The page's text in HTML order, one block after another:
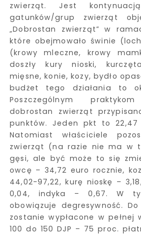
zwierząt. Jest
gatunków/grup zwierząt
„Dobrostan zwierząt” w
które obejmowało świnie
(krowy mleczne, krowy
doszły kury nioski,
mięsne, konie, kozy, bydło
budżet tego działania to
Poszczególnym
dobrostan zwierząt
punktów. Jeden pkt to 22,47
Natomiast właściciele
zwierząt (na razie nie ma w
gęsi, ale być może to się
owcę – 34,72 euro rocznie,
44,02-97,22, kurę nioskę –
0,04, indyka – 0,67. W
obowiązuje degresywność.
zostanie wypłacone w pełnej
100 do 150 DJP – 75 proc.